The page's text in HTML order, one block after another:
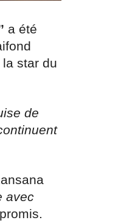
a été
star du
de
avec